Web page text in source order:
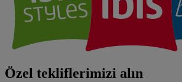
Özel tekliflerimizi alın